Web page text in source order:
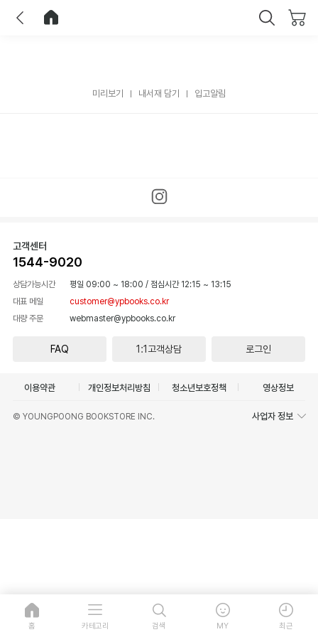
미리보기 내서재 담기 입고알림
고객센터
1544-9020
상담가능시간 평일 09:00 ~ 18:00 / 점심시간 12:15 ~ 13:15
대표 메일
customer@ypbooks.co.kr
대량 주문
webmaster@ypbooks.co.kr
FAQ 1:1고객상담 로그인
이용약관 개인정보처리방침 청소년보호정책 영상정보
© YOUNGPOONG BOOKSTORE INC. 사업자 정보
홈 카테고리 검색 MY 최근